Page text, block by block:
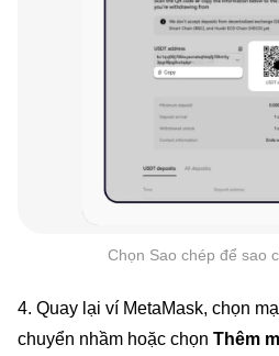
Chọn Sao chép để sao
4. Quay lại ví MetaMask, chọn
chuyển nhầm hoặc chọn Thêm